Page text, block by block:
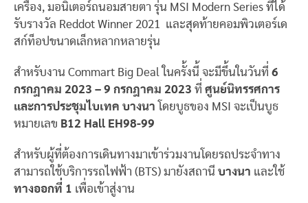
เครื่อง, มอนิเตอร์ถนอมสายตา รุ่น MSI Modern Series ที่ได้
รับรางวัล Reddot Winner 2021 และสุดท้ายคอมพิวเตอร์เด
สก์ท็อปขนาดเล็กหลากหลายรุ่น
สำหรับงาน Commart Big Deal ในครั้งนี้ จะมีขึ้นในวันที่ 6
กรกฎาคม 2023 – 9 กรกฎาคม 2023 ที่ ศูนย์นิทรรศการ
และการประชุมไบเทค บางนา โดยบูธของ MSI จะเป็นบูธ
หมายเลข B12 Hall EH98-99
สำหรับผู้ที่ต้องการเดินทางมาเข้าร่วมงานโดยรถประจำทาง
สามารถใช้บริการรถไฟฟ้า (BTS) มายังสถานี บางนา และใช้
ทางออกที่ 1 เพื่อเข้าสู่งาน